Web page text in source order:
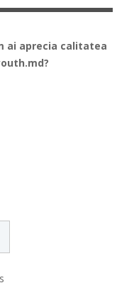
ai aprecia calitatea